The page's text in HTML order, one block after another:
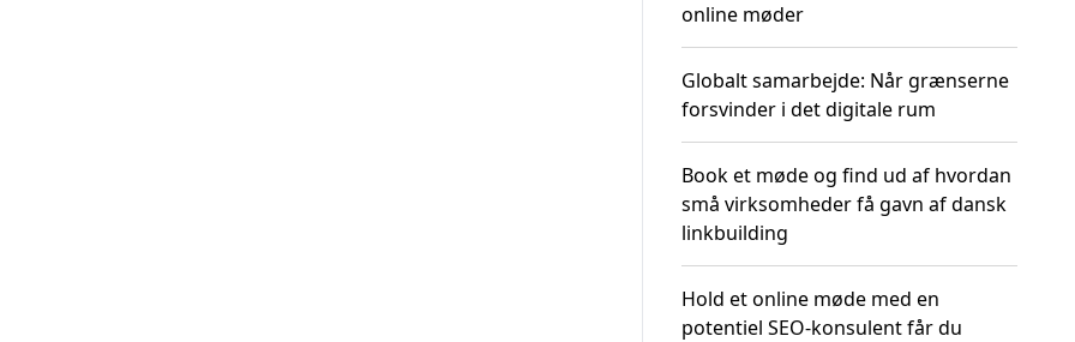
online møder
Globalt samarbejde: Når grænserne
forsvinder i det digitale rum
Book et møde og find ud af hvordan
små virksomheder få gavn af dansk
linkbuilding
Hold et online møde med en
potentiel SEO-konsulent får du